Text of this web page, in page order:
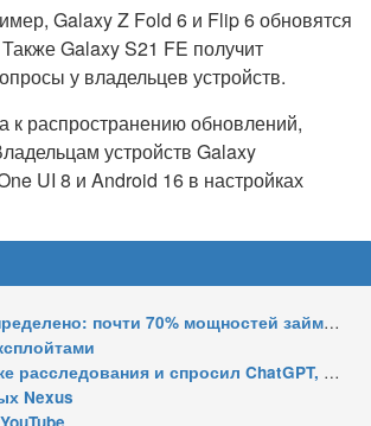
Galaxy Z Fold 6 и Flip 6 обновятся
Galaxy S21 FE получит
у владельцев устройств.
к распространению обновлений,
устройств Galaxy
UI 8 и Android 16 в настройках
70% мощностей займут решения для ИИ
и спросил ChatGPT, как уехать в ЕС
Nexus